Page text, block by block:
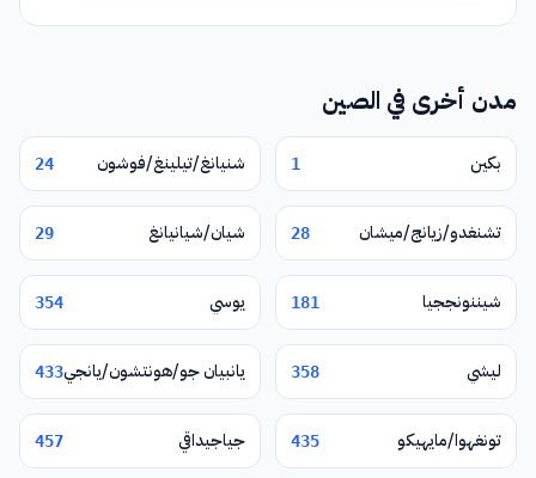
مدن أخرى في الصين
بكين 1 شنيانغ/تيلينغ/فوشون 24
تشنغدو/زيانج/ميشان 28 شيان/شيانيانغ 29
شيننونججيا 181 يوسي 354
ليشي 358 يانبيان جو/هونتشون/يانجي433
تونغهوا/مايهيكو 435 جياجيداقي 457